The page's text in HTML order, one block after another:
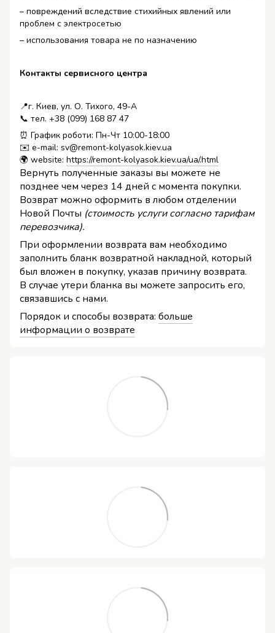
– повреждений вследствие стихийных явлений или
проблем с электросетью
– использования товара не по назначению
Контакты сервисного центра
📍г. Киев, ул. О. Тихого, 49-А
📞 тел. +38 (099) 168 87 47
⏰ График роботи: Пн-Чт 10:00-18:00
✉️ e-mail: sv@remont-kolyasok.kiev.ua
🌍 website: https://remont-kolyasok.kiev.ua/ua/.html
Вернуть полученные заказы вы можете не
позднее чем через 14 дней с момента покупки.
Возврат можно оформить в любом отделении
Новой Почты (стоимость услуги согласно тарифам
перевозчика).
При оформлении возврата вам необходимо
заполнить бланк возвратной накладной, который
был вложен в покупку, указав причину возврата.
В случае утери бланка вы можете запросить его,
связавшись с нами.
Порядок и способы возврата: больше
информации о возврате